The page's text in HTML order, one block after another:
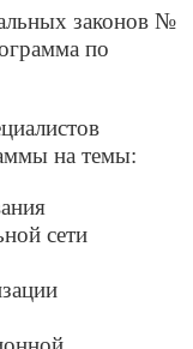
законов №
по
на темы:
сети